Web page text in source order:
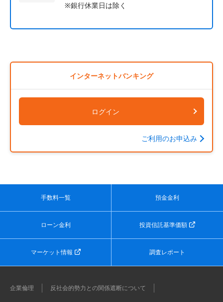
※銀行休業日は除く
インターネットバンキング
ログイン
ご利用のお申込み
手数料一覧 預金金利
ローン金利 投資信託基準価額
マーケット情報 調査レポート
企業倫理 反社会的勢力との関係遮断について